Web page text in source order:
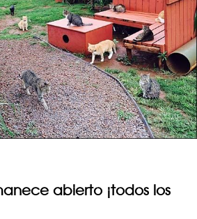
abierto ¡todos los